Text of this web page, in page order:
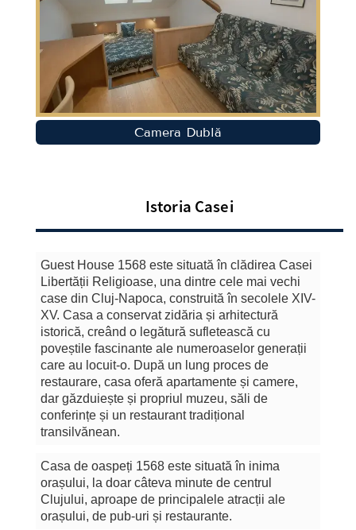
Camera Dublă
Istoria Casei
Guest House 1568 este situată în clădirea Casei
Libertății Religioase, una dintre cele mai vechi
case din Cluj-Napoca, construită în secolele XIV-
XV. Casa a conservat zidăria și arhitectură
istorică, creând o legătură sufletească cu
poveștile fascinante ale numeroaselor generații
care au locuit-o. După un lung proces de
restaurare, casa oferă apartamente și camere,
dar găzduiește și propriul muzeu, săli de
conferințe și un restaurant tradițional
transilvănean.
Casa de oaspeți 1568 este situată în inima
orașului, la doar câteva minute de centrul
Clujului, aproape de principalele atracții ale
orașului, de pub-uri și restaurante.